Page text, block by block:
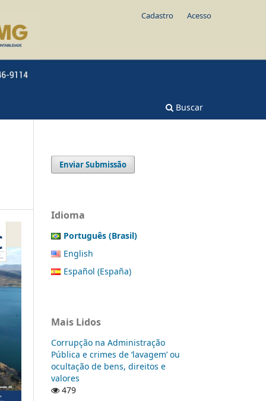
Buscar
Cadastro Acesso
Enviar Submissão
Idioma
Português (Brasil)
English
Español (España)
Mais Lidos
Corrupção na Administração
Pública e crimes de ‘lavagem’ ou
ocultação de bens, direitos e
valores
479